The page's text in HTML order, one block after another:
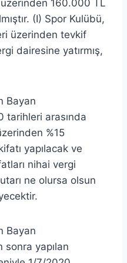
160.000 TL
(I) Spor Kulübü,
üzerinden tevkif
dairesine yatırmış,
Bayan
tarihleri arasında
%15
yapılacak ve
nihai vergi
ne olursa olsun
Bayan
sonra yapılan